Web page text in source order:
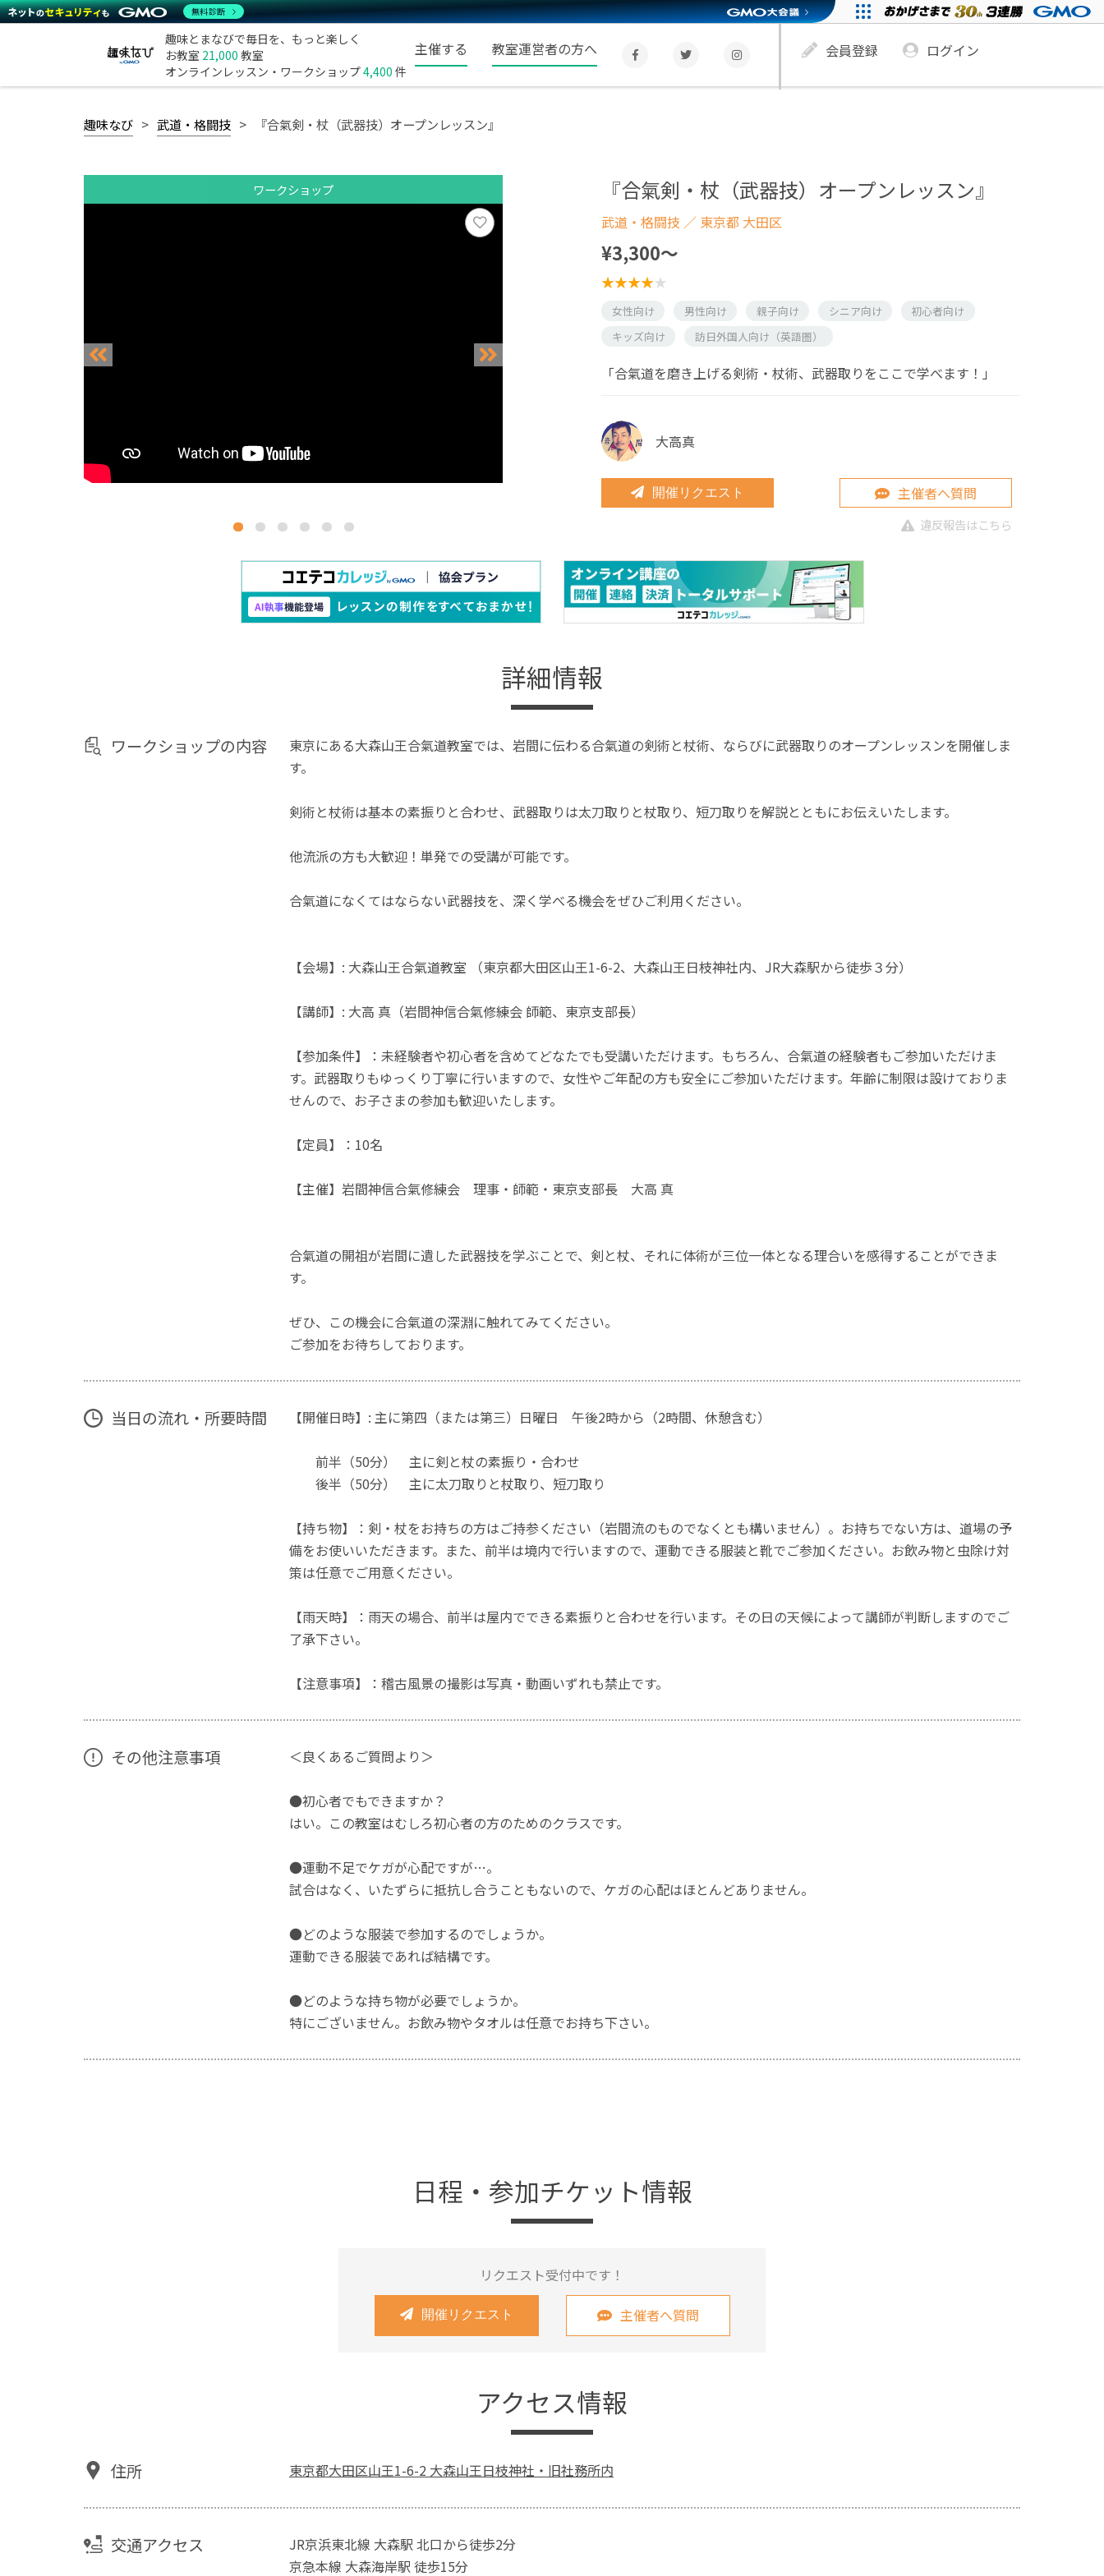
趣味とまなびで毎日を、もっと楽しく
お教室 21,000 教室
オンラインレッスン・ワークショップ4,400 件
主催する 教室運営者の方へ 会員登録 ログイン
趣味なび 武道・格闘技 『合氣剣・杖（武器技）オープンレッスン』
ワークショップ 『合氣剣・杖（武器技）オープンレッスン』
武道・格闘技 ／ 東京都 大田区
¥3,300〜
女性向け 男性向け 親子向け シニア向け
初心者向け
キッズ向け
訪日外国人向け（英語圏）
「合氣道を磨き上げる剣術・杖術、武器取りをここで学べます！」
大高真
開催リクエスト 主催者へ質問
違反報告はこちら
詳細情報
ワークショップの内容
東京にある大森山王合氣道教室では、岩間に伝わる合氣道の剣術と杖術、ならびに武器取りのオープンレッスンを開催しま
す。
剣術と杖術は基本の素振りと合わせ、武器取りは太刀取りと杖取り、短刀取りを解説とともにお伝えいたします。
他流派の方も大歓迎！単発での受講が可能です。
合氣道になくてはならない武器技を、深く学べる機会をぜひご利用ください。
【会場】: 大森山王合氣道教室 （東京都大田区山王1-6-2、大森山王日枝神社内、JR大森駅から徒歩３分）
【講師】: 大高 真（岩間神信合氣修練会 師範、東京支部長）
【参加条件】：未経験者や初心者を含めてどなたでも受講いただけます。もちろん、合氣道の経験者もご参加いただけま
す。武器取りもゆっくり丁寧に行いますので、女性やご年配の方も安全にご参加いただけます。年齢に制限は設けておりま
せんので、お子さまの参加も歓迎いたします。
【定員】：10名
【主催】岩間神信合氣修練会 理事・師範・東京支部長 大高 真
合氣道の開祖が岩間に遺した武器技を学ぶことで、剣と杖、それに体術が三位一体となる理合いを感得することができま
す。
ぜひ、この機会に合氣道の深淵に触れてみてください。
ご参加をお待ちしております。
当日の流れ・所要時間 【開催日時】: 主に第四（または第三）日曜日 午後2時から（2時間、休憩含む）
前半（50分） 主に剣と杖の素振り・合わせ
後半（50分） 主に太刀取りと杖取り、短刀取り
【持ち物】：剣・杖をお持ちの方はご持参ください（岩間流のものでなくとも構いません）。お持ちでない方は、道場の予
備をお使いいただきます。また、前半は境内で行いますので、運動できる服装と靴でご参加ください。お飲み物と虫除け対
策は任意でご用意ください。
【雨天時】：雨天の場合、前半は屋内でできる素振りと合わせを行います。その日の天候によって講師が判断しますのでご
了承下さい。
【注意事項】：稽古風景の撮影は写真・動画いずれも禁止です。
その他注意事項 ＜良くあるご質問より＞
●初心者でもできますか？
はい。この教室はむしろ初心者の方のためのクラスです。
●運動不足でケガが心配ですが…。
試合はなく、いたずらに抵抗し合うこともないので、ケガの心配はほとんどありません。
●どのような服装で参加するのでしょうか。
運動できる服装であれば結構です。
●どのような持ち物が必要でしょうか。
特にございません。お飲み物やタオルは任意でお持ち下さい。
日程・参加チケット情報
リクエスト受付中です！
開催リクエスト 主催者へ質問
アクセス情報
住所 東京都大田区山王1-6-2 大森山王日枝神社・旧社務所内
交通アクセス
JR京浜東北線 大森駅 北口から徒歩2分
京急本線 大森海岸駅 徒歩15分
無料診断